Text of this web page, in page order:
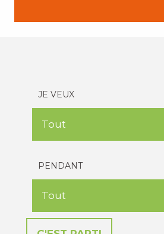
JE VEUX
PENDANT